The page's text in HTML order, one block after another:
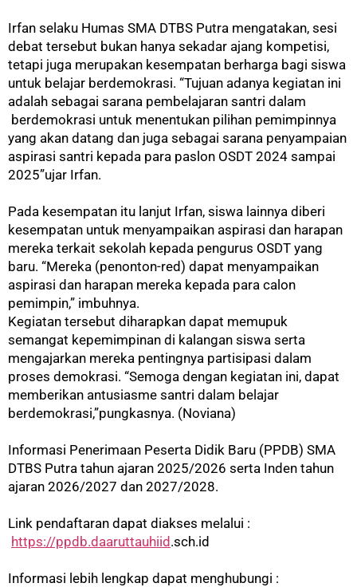
Irfan selaku Humas SMA DTBS Putra mengatakan, sesi
debat tersebut bukan hanya sekadar ajang kompetisi,
tetapi juga merupakan kesempatan berharga bagi siswa
untuk belajar berdemokrasi. “Tujuan adanya kegiatan ini
adalah sebagai sarana pembelajaran santri dalam
berdemokrasi untuk menentukan pilihan pemimpinnya
yang akan datang dan juga sebagai sarana penyampaian
aspirasi santri kepada para paslon OSDT 2024 sampai
2025”ujar Irfan.
Pada kesempatan itu lanjut Irfan, siswa lainnya diberi
kesempatan untuk menyampaikan aspirasi dan harapan
mereka terkait sekolah kepada pengurus OSDT yang
baru. “Mereka (penonton-red) dapat menyampaikan
aspirasi dan harapan mereka kepada para calon
pemimpin,” imbuhnya.
Kegiatan tersebut diharapkan dapat memupuk
semangat kepemimpinan di kalangan siswa serta
mengajarkan mereka pentingnya partisipasi dalam
proses demokrasi. “Semoga dengan kegiatan ini, dapat
memberikan antusiasme santri dalam belajar
berdemokrasi,”pungkasnya. (Noviana)
Informasi Penerimaan Peserta Didik Baru (PPDB) SMA
DTBS Putra tahun ajaran 2025/2026 serta Inden tahun
ajaran 2026/2027 dan 2027/2028.
Link pendaftaran dapat diakses melalui :
https://ppdb.daaruttauhiid.sch.id
Informasi lebih lengkap dapat menghubungi :